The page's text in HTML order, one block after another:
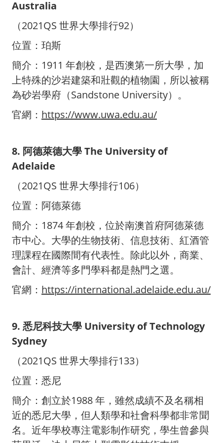
Australia
（2021QS 世界大學排行92）
位置：珀斯
簡介：1911 年創校，是西澳第一所大學，加
上特殊的沙岩建築和壯觀的植物園，所以被稱
為砂岩學府（Sandstone University）。
官網： https://www.uwa.edu.au/
8. 阿德萊德大學 The University of
Adelaide
（2021QS 世界大學排行106）
位置：阿德萊德
簡介：1874 年創校，位於南澳首府阿德萊德
市中心。大學的生物技術、信息技術、紅酒管
理課程在國際間有代表性。除此以外，商業、
會計、經濟等多門學科都是熱門之選。
官網： https://international.adelaide.edu.au/
9. 悉尼科技大學 University of Technology
Sydney
（2021QS 世界大學排行133）
位置：悉尼
簡介：創立於1988 年，雖然成績不及名稱相
近的悉尼大學，但人類學和社會科學都非常聞
名。近年學校專注電影制作研究，學生曾參與